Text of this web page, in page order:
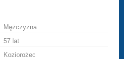
Mężczyzna
57 lat
Koziorożec